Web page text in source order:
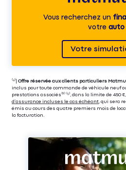
Vous recherchez un
votre auto
Votre
⁽⁴⁾| Offre réservée aux clients particuliers
inclus pour toute commande de véhicule neuf
prestations associés⁽³⁾ ⁽⁵⁾, dans la limite de 450 €,
d’assurance incluses le cas échéant , qui sera
émis au cours des quatre premiers mois de
la facturation.